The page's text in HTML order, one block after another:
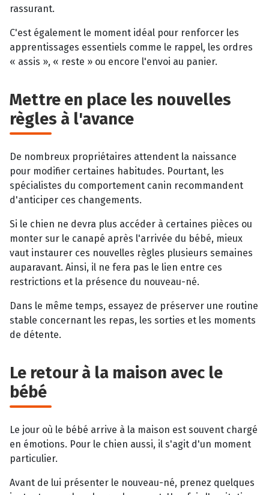
rassurant.
C'est également le moment idéal pour renforcer les
apprentissages essentiels comme le rappel, les ordres
« assis », « reste » ou encore l'envoi au panier.
Mettre en place les nouvelles
règles à l'avance
De nombreux propriétaires attendent la naissance
pour modifier certaines habitudes. Pourtant, les
spécialistes du comportement canin recommandent
d'anticiper ces changements.
Si le chien ne devra plus accéder à certaines pièces ou
monter sur le canapé après l'arrivée du bébé, mieux
vaut instaurer ces nouvelles règles plusieurs semaines
auparavant. Ainsi, il ne fera pas le lien entre ces
restrictions et la présence du nouveau-né.
Dans le même temps, essayez de préserver une routine
stable concernant les repas, les sorties et les moments
de détente.
Le retour à la maison avec le
bébé
Le jour où le bébé arrive à la maison est souvent chargé
en émotions. Pour le chien aussi, il s'agit d'un moment
particulier.
Avant de lui présenter le nouveau-né, prenez quelques